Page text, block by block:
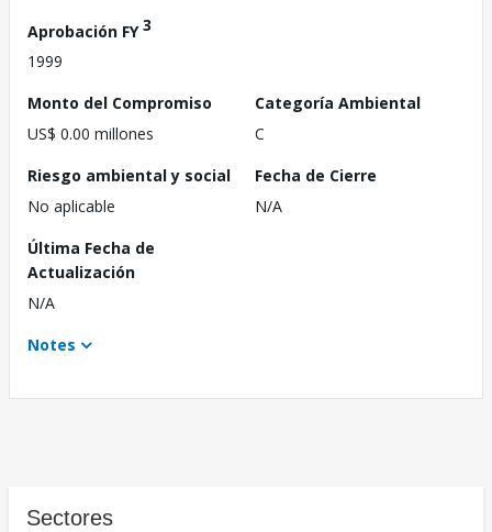
Aprobación FY3
1999
Monto del Compromiso
US$ 0.00 millones
Categoría Ambiental
C
Riesgo ambiental y social
No aplicable
Fecha de Cierre
N/A
Última Fecha de
Actualización
N/A
Notes
Sectores